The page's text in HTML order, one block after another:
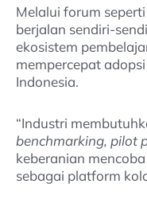
Melalui forum
berjalan sendiri-
ekosistem
mempercepat
Indonesia.
“Industri
benchmarking, pilot
keberanian
sebagai platform